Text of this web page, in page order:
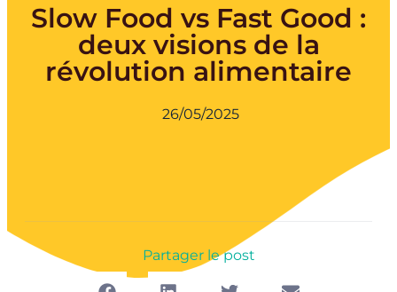
Slow Food vs Fast Good :
deux visions de la
révolution alimentaire
26/05/2025
Partager le post